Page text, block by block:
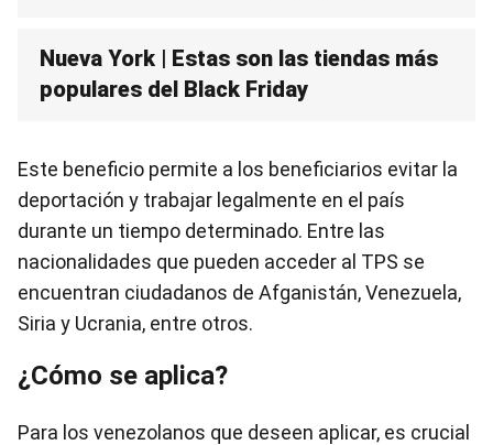
Nueva York | Estas son las tiendas más
populares del Black Friday
Este beneficio permite a los beneficiarios evitar la
deportación y trabajar legalmente en el país
durante un tiempo determinado. Entre las
nacionalidades que pueden acceder al TPS se
encuentran ciudadanos de Afganistán, Venezuela,
Siria y Ucrania, entre otros.
¿Cómo se aplica?
Para los venezolanos que deseen aplicar, es crucial